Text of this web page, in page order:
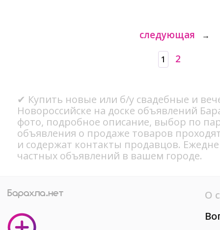
следующая →
1 2
✔ Купить новые или б/у свадебные и
Новороссийске на доске объявлений
фото, подробное описание, выбор по
объявления о продаже товаров
и содержат контакты продавцов.
частных объявлений в вашем городе.
О